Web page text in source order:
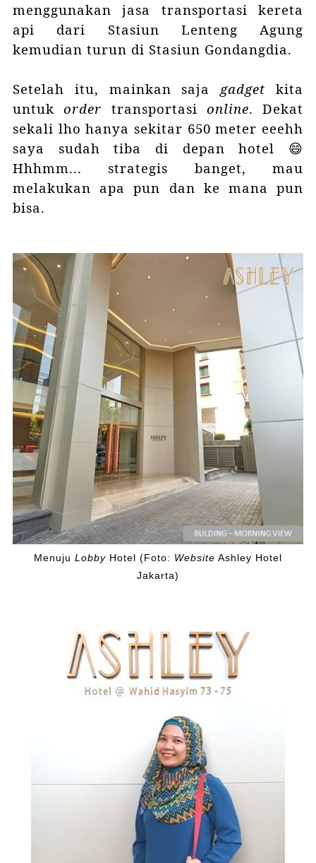
menggunakan jasa transportasi kereta
api dari Stasiun Lenteng Agung
kemudian turun di Stasiun Gondangdia.
Setelah itu, mainkan sajagadget kita
untukorder transportasi online. Dekat
sekali lho hanya sekitar 650 meter eeehh
saya sudah tiba di depan hotel 😄
Hhhmm... strategis banget, mau
melakukan apa pun dan ke mana pun
bisa.
Menuju Lobby Hotel (Foto: Website Ashley Hotel
Jakarta)